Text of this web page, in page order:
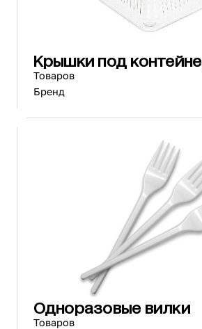
Крышки под
одноразовые
Товаров
Бренд
Одноразовые вилки
Товаров